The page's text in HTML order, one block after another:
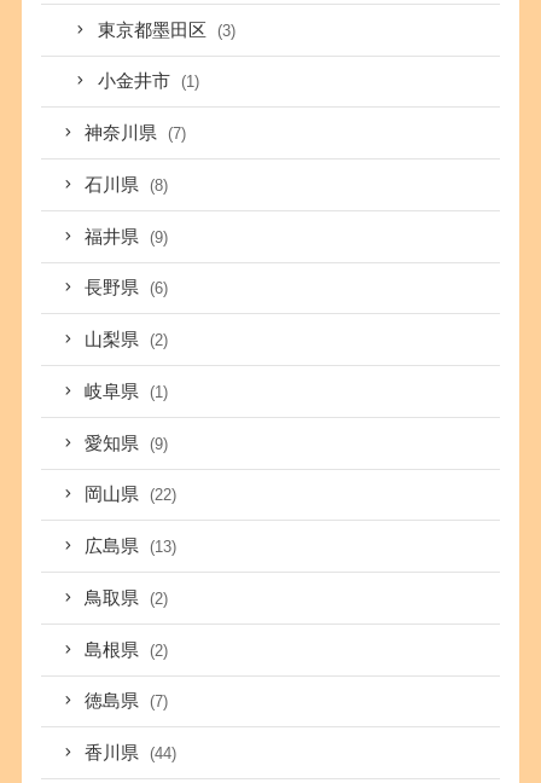
東京都墨田区 (3)
小金井市 (1)
神奈川県 (7)
石川県 (8)
福井県 (9)
長野県 (6)
山梨県 (2)
岐阜県 (1)
愛知県 (9)
岡山県 (22)
広島県 (13)
鳥取県 (2)
島根県 (2)
徳島県 (7)
香川県 (44)